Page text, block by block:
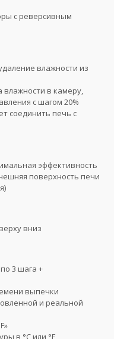
с реверсивным
влажности из
влажности в камеру,
с шагом 20%
соединить печь с
эффективность
поверхность печи
вниз
3 шага +
выпечки
и реальной
в °C или °F